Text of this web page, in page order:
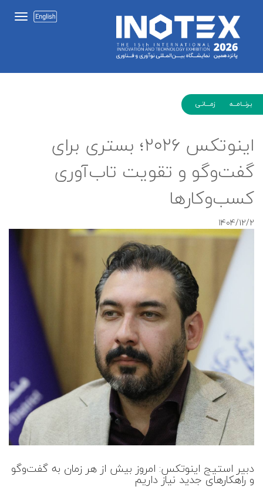
بـرنـــامـــه زمــــانـی
اینوتکس ۲۰۲۶؛ بستری برای
گفت‌وگو و تقویت تاب‌آوری
کسب‌وکارها
1404/12/2
دبیر استیج اینوتکس: امروز بیش از هر زمان به گفت‌وگو
و راهکارهای جدید نیاز داریم